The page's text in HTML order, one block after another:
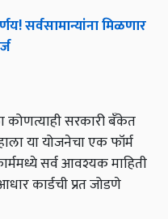
!सर्वसामान्यांनामिळणार
कोणत्याही सरकारी बँकेत
या योजनेचा एक फॉर्म
सर्व आवश्यक माहिती
कार्डची प्रत जोडणे